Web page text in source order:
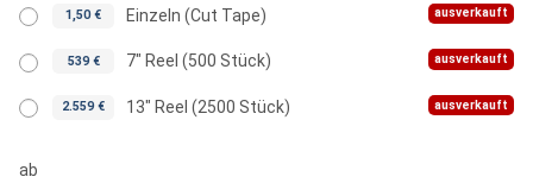
1,50 € Einzeln (Cut Tape) ausverkauft
539 € 7" Reel (500 Stück) ausverkauft
2.559 € 13" Reel (2500 Stück) ausverkauft
ab